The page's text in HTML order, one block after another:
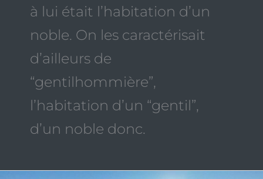
à lui était l’habitation d’un
noble. On les caractérisait
d’ailleurs de
“gentilhommière”,
l’habitation d’un “gentil”,
d’un noble donc.